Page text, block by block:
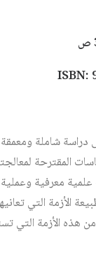
ISBN:
دراسة شاملة
المقترحة
علمية معرفية
الأزمة التي
هذه الأزمة التي